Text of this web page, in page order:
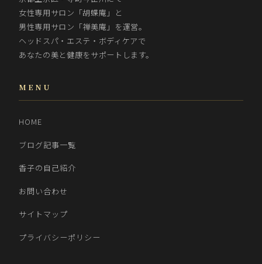
女性専用サロン「胡蝶庵」と
男性専用サロン「禅美庵」を運営。
ヘッドスパ・エステ・ボディケアで
あなたの美と健康をサポートします。
MENU
HOME
ブログ記事一覧
香子の自己紹介
お問い合わせ
サイトマップ
プライバシーポリシー